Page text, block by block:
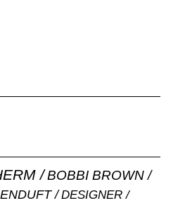
BOBBI BROWN
DESIGNER